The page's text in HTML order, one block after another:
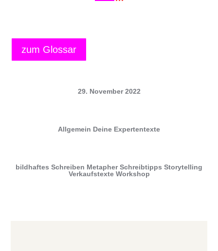
zum Glossar
29. November 2022
Allgemein Deine Expertentexte
bildhaftes Schreiben Metapher Schreibtipps Storytelling
Verkaufstexte Workshop